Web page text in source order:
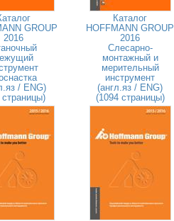
GROUP
2016
/ ENG)
страницы)
Каталог
HOFFMANN GROUP
2016
Слесарно-
монтажный и
мерительный
инструмент
(англ.яз / ENG)
(1094 страницы)